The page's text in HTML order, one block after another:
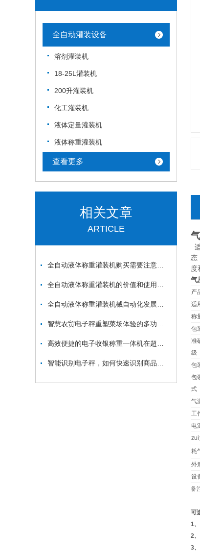
全自动灌装设备
溶剂灌装机
18-25L灌装机
200升灌装机
化工灌装机
液体定量灌装机
液体称重灌装机
查看更多
相关文章
ARTICLE
态
度
气
产
适
称
包
准
级
包
包
式
气
工
电
zui
耗
外
设
备
可
1、
2、
3、